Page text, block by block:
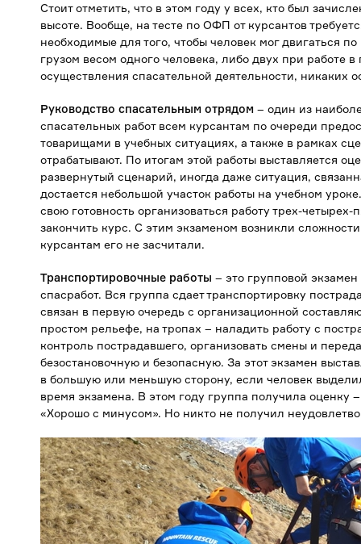
Стоит отметить, что в этом году у всех, кто был
высоте. Вообще, на тесте по ОФП от курсантов
необходимые для того, чтобы человек мог двигаться
грузом весом одного человека, либо двух при работе
осуществления спасательной деятельности, никаких
Руководство спасательным отрядом – один из
спасательных работ всем курсантам по очереди
товарищами в учебных ситуациях, а также в рамках
отрабатывают. По итогам этой работы выставляется
развернутый сценарий, иногда даже ситуация,
достается небольшой участок работы на учебном
свою готовность организоваться работу трех-
закончить курс. С этим экзаменом возникли
курсантам его не засчитали.
Транспортировочные работы – это групповой
спасработ. Вся группа сдает транспортировку
связан в первую очередь с организационной
простом рельефе, на тропах – наладить работу с
контроль пострадавшего, организовать смены и
безостановочную и безопасную. За этот экзамен
в большую или меньшую сторону, если человек
время экзамена. В этом году группа получила оценку
«Хорошо с минусом». Но никто не получил